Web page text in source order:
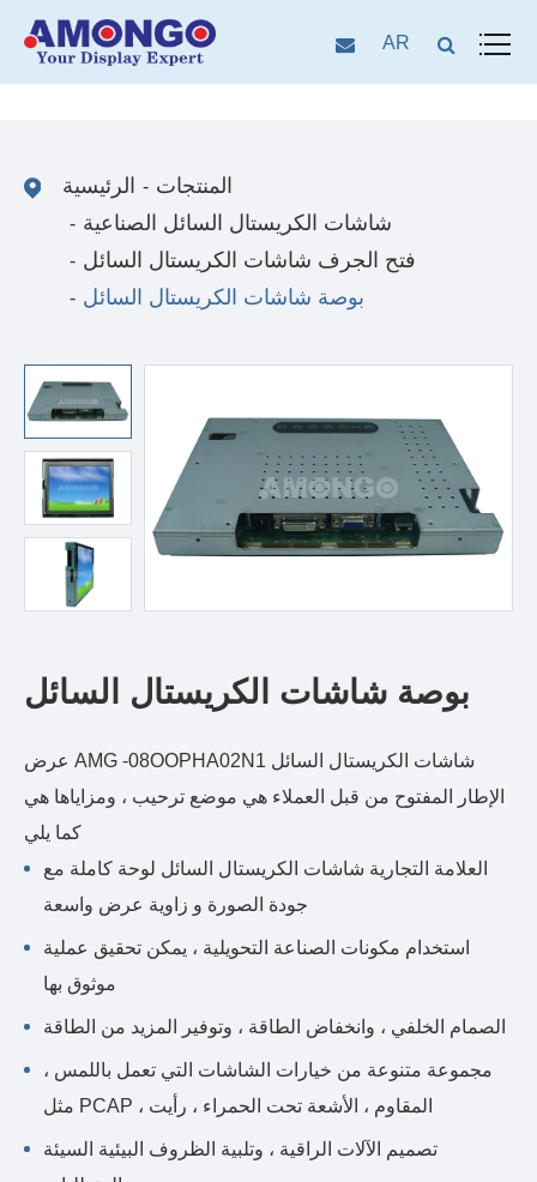
AR
الرئيسية
المنتجات
شاشات الكريستال السائل الصناعية
فتح الجرف شاشات الكريستال السائل
بوصة شاشات الكريستال السائل
بوصة شاشات الكريستال السائل
عرض AMG -08OOPHA02N1 شاشات الكريستال السائل
الإطار المفتوح من قبل العملاء هي موضع ترحيب ، ومزاياها هي
كما يلي
العلامة التجارية شاشات الكريستال السائل لوحة كاملة مع
جودة الصورة و زاوية عرض واسعة
استخدام مكونات الصناعة التحويلية ، يمكن تحقيق عملية
موثوق بها
الصمام الخلفي ، وانخفاض الطاقة ، وتوفير المزيد من الطاقة
مجموعة متنوعة من خيارات الشاشات التي تعمل باللمس ،
مثل PCAP ، المقاوم ، الأشعة تحت الحمراء ، رأيت
تصميم الآلات الراقية ، وتلبية الظروف البيئية السيئة